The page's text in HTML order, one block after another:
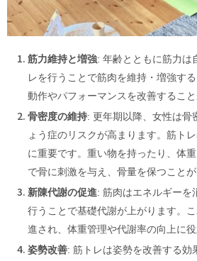
筋力維持と増強: 年齢とともに筋力は
レを行うことで筋肉を維持・増強す
動作やパフォーマンスを改善すること
骨密度の維持: 更年期以降、女性は骨
ょう症のリスクが高まります。筋ト
に重要です。重い物を持ったり、体
で骨に刺激を与え、骨量を保つことが
新陳代謝の促進: 筋肉はエネルギーを
行うことで基礎代謝が上がります。
進され、体重管理や代謝率の向上に役
姿勢改善: 筋トレは姿勢を改善する効